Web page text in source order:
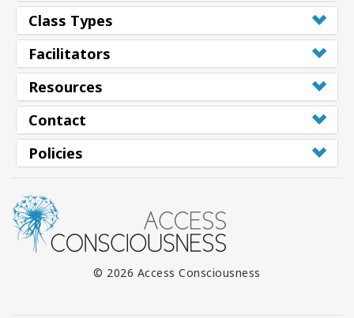
Class Types
Facilitators
Resources
Contact
Policies
© 2026 Access Consciousness